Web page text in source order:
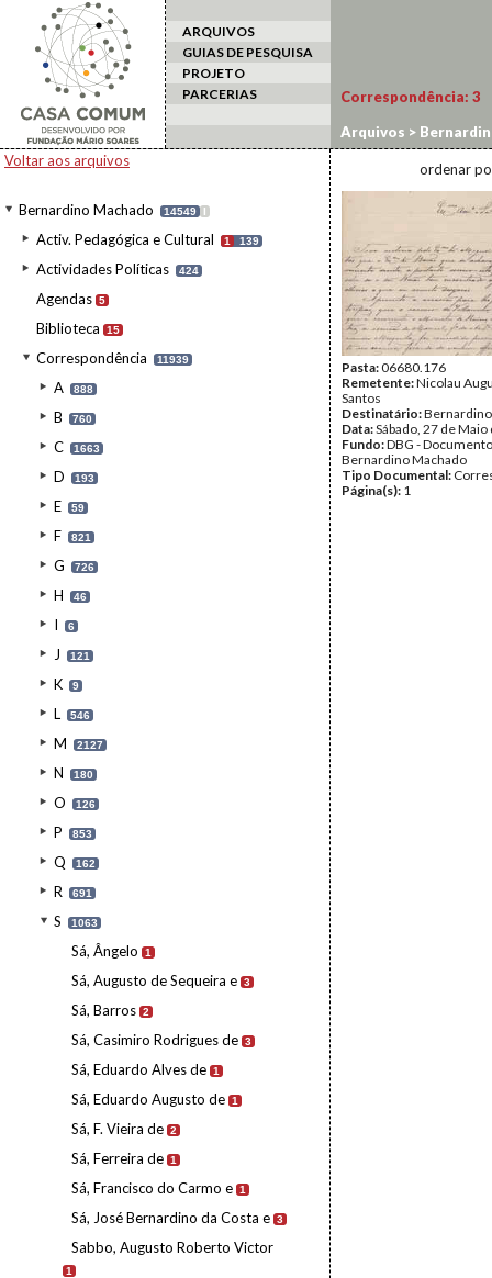
ARQUIVOS
GUIAS DE PESQUISA
PROJETO
PARCERIAS
Voltar aos arquivos
Bernardino Machado 14549 I
Activ. Pedagógica e Cultural 1 139
Actividades Políticas 424
Agendas 5
Biblioteca 15
Correspondência 11939
A 888
B 760
C 1663
D 193
E 59
F 821
G 726
H 46
I 6
J 121
K 9
L 546
M 2127
N 180
O 126
P 853
Q 162
R 691
S 1063
Sá, Ângelo 1
Sá, Augusto de Sequeira e 3
Sá, Barros 2
Sá, Casimiro Rodrigues de 3
Sá, Eduardo Alves de 1
Sá, Eduardo Augusto de 1
Sá, F. Vieira de 2
Sá, Ferreira de 1
Sá, Francisco do Carmo e 1
Sá, José Bernardino da Costa e 3
Sabbo, Augusto Roberto Victor
1
Correspondência: 3
Arquivos >
ordenar
Pasta:06680.176
Remetente:Nicolau
Santos
Destinatário:
Data:Sábado, 27 de
Fundo:DBG -
Bernardino Machado
Tipo Documental:
Página(s): 1